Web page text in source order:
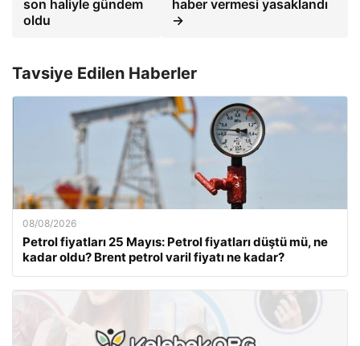
son haliyle gündem
oldu
haber vermesi yasaklandı
→
Tavsiye Edilen Haberler
08/08/2026
Petrol fiyatları 25 Mayıs: Petrol fiyatları düştü mü, ne
kadar oldu? Brent petrol varil fiyatı ne kadar?